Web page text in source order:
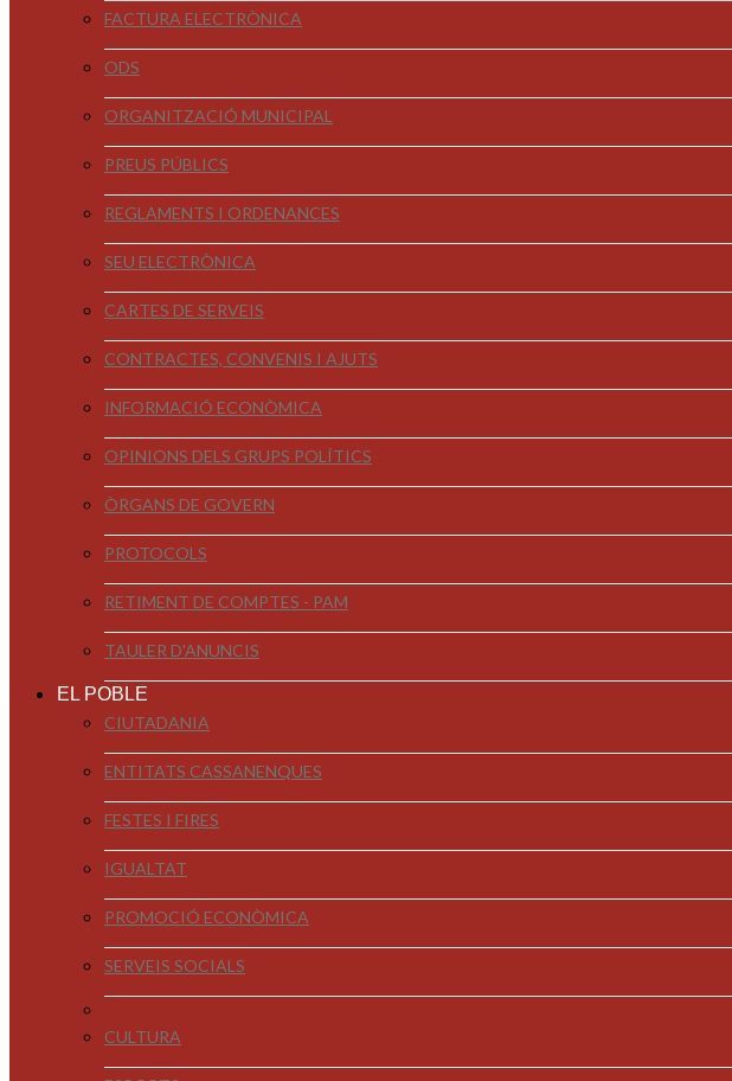
FACTURA ELECTRÒNICA
ODS
ORGANITZACIÓ MUNICIPAL
PREUS PÚBLICS
REGLAMENTS I ORDENANCES
SEU ELECTRÒNICA
CARTES DE SERVEIS
CONTRACTES, CONVENIS I AJUTS
INFORMACIÓ ECONÒMICA
OPINIONS DELS GRUPS POLÍTICS
ÒRGANS DE GOVERN
PROTOCOLS
RETIMENT DE COMPTES - PAM
TAULER D'ANUNCIS
EL POBLE
CIUTADANIA
ENTITATS CASSANENQUES
FESTES I FIRES
IGUALTAT
PROMOCIÓ ECONÒMICA
SERVEIS SOCIALS
CULTURA